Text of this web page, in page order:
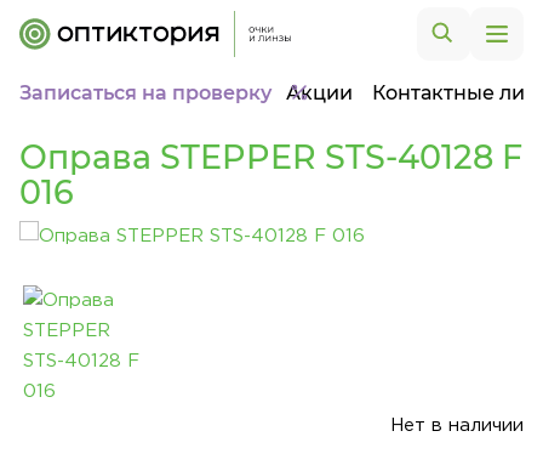
Записаться на проверку Акции Контактные
Оправа STEPPER STS-40128 F
016
Нет в наличии